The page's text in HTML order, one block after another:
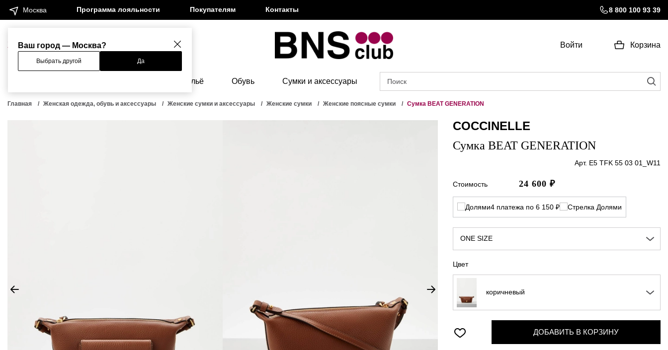
Ваш город — Москва?
Выбрать другой Да
Москва Программа лояльности Покупателям Контакты 8 800 100 93 39
Женщинам Мужчинам Войти Корзина
Бельё Обувь Сумки и аксессуары
Главная Женская одежда, обувь и аксессуары Женские сумки и аксессуары Женские сумки Женские поясные сумки Сумка BEAT GENERATION
COCCINELLE
Сумка BEAT GENERATION
Арт. E5 TFK 55 03 01_W11
Стоимость 24 600 ₽
4 платежа по 6 150 ₽
ONE SIZE
Цвет
коричневый
ДОБАВИТЬ В КОРЗИНУ